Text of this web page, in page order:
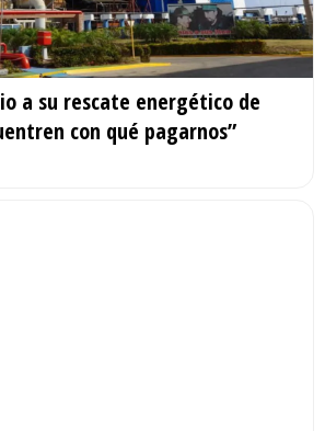
a su rescate energético de
con qué pagarnos”